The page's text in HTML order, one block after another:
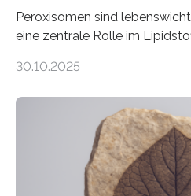
Peroxisomen sind
eine zentrale Rolle im
erfüllen können, müssen
der Ruhr-Universität Bochum
und Dr. Ismaila Francis Yusuf
unbekannten
peroxisomalen
Saccharomyces cerevisiae
30.10.2025